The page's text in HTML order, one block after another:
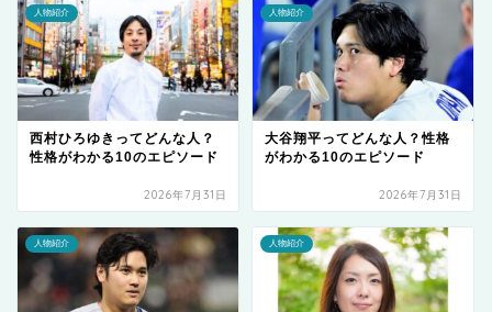
人物紹介
西村ひろゆきってどんな人？
性格がわかる10のエピソード
2026年7月31日
人物紹介
大谷翔平ってどんな人？性格
がわかる10のエピソード
2026年7月31日
人物紹介 人物紹介